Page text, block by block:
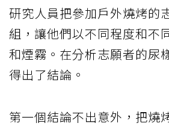
研究人員把參加戶外燒烤的
組，讓他們以不同程度和不
和煙霧。在分析志願者的尿
得出了結論。
第一個結論不出意外，把燒